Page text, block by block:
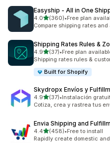
Easyship ‑ All in One
4.05つ星中
(360)
合計レビュー数：360件
•Free plan
Compare shipping rates
Shipping Rates Rules &
4.95つ星中
(37)
合計レビュー数：37件
•Free plan
Shipping rates rules &
Built for Shopify
Skydropx Envíos y
4.95つ星中
(37)
合計レビュー数：37件
•Instalación
Cotiza, crea y rastrea tus
Envia Shipping and
4.45つ星中
(458)
合計レビュー数：458件
•Free to install
Rapidly create domestic